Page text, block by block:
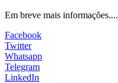
Em breve mais informações....
Facebook
Twitter
Whatsapp
Telegram
LinkedIn